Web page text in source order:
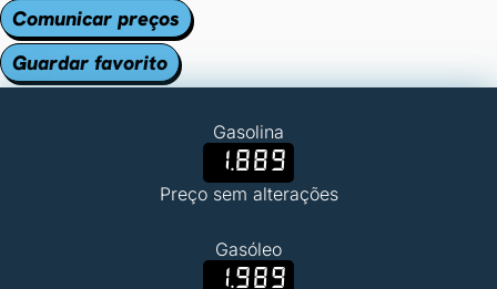
Comunicar preços
Guardar favorito
Gasolina
1.889
Preço sem alterações
Gasóleo
1.989